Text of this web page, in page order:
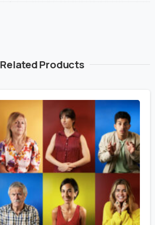
Related Products